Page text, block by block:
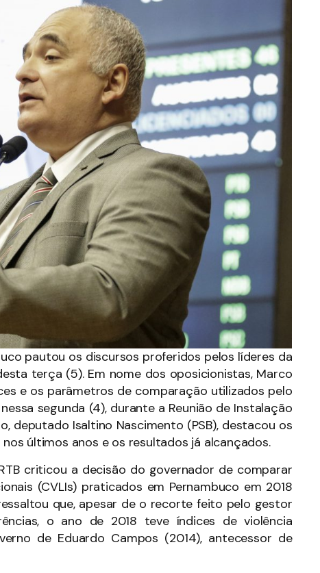
pautou os discursos proferidos pelos líderes da
terça (5). Em nome dos oposicionistas, Marco
e os parâmetros de comparação utilizados pelo
segunda (4), durante a Reunião de Instalação
deputado Isaltino Nascimento (PSB), destacou os
últimos anos e os resultados já alcançados.
criticou a decisão do governador de comparar
(CVLIs) praticados em Pernambuco em 2018
que, apesar de o recorte feito pelo gestor
o ano de 2018 teve índices de violência
de Eduardo Campos (2014), antecessor de